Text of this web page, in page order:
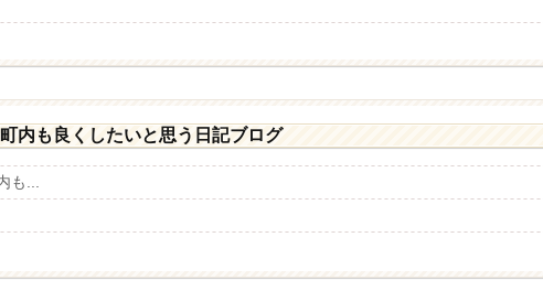
内も良くしたいと思う日記ブログ
も...